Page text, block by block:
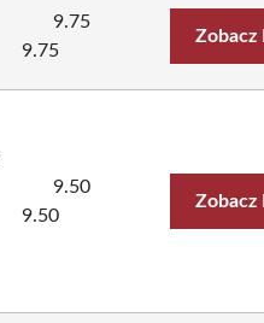
9.75
9.75
Zobacz
9.50
9.50
Zobacz